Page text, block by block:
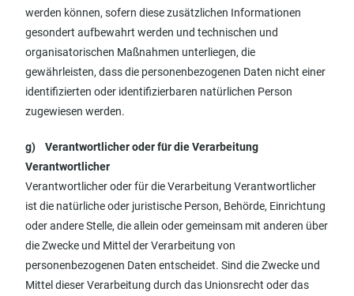
werden können, sofern diese zusätzlichen Informationen
gesondert aufbewahrt werden und technischen und
organisatorischen Maßnahmen unterliegen, die
gewährleisten, dass die personenbezogenen Daten nicht einer
identifizierten oder identifizierbaren natürlichen Person
zugewiesen werden.
g) Verantwortlicher oder für die Verarbeitung
Verantwortlicher
Verantwortlicher oder für die Verarbeitung Verantwortlicher
ist die natürliche oder juristische Person, Behörde, Einrichtung
oder andere Stelle, die allein oder gemeinsam mit anderen über
die Zwecke und Mittel der Verarbeitung von
personenbezogenen Daten entscheidet. Sind die Zwecke und
Mittel dieser Verarbeitung durch das Unionsrecht oder das